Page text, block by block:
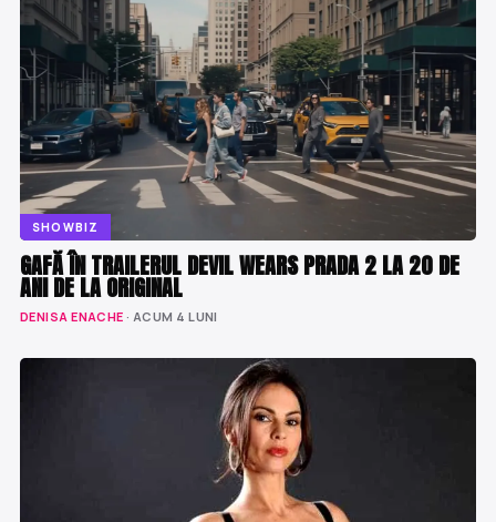
SHOWBIZ
GAFĂ ÎN TRAILERUL DEVIL WEARS PRADA 2 LA 20 DE
ANI DE LA ORIGINAL
DENISA ENACHE · ACUM 4 LUNI